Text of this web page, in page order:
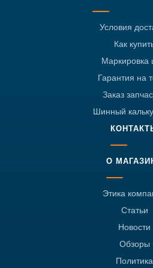
Условия
Как
Маркировка
Гарантия на
Заказ
Шинный
О
Этика
Статьи
Новости
Обзоры
Политика